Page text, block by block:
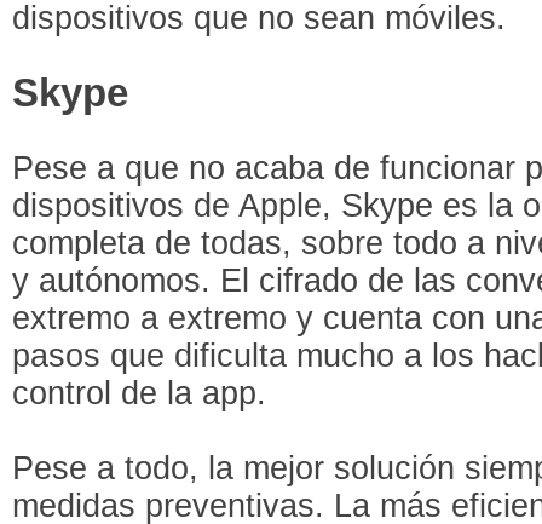
dispositivos que no sean móviles.
Skype
Pese a que no acaba de funcionar
dispositivos de Apple, Skype es la
completa de todas, sobre todo a
y autónomos. El cifrado de las
extremo a extremo y cuenta con
pasos que dificulta mucho a los
control de la app.
Pese a todo, la mejor solución
medidas preventivas. La más